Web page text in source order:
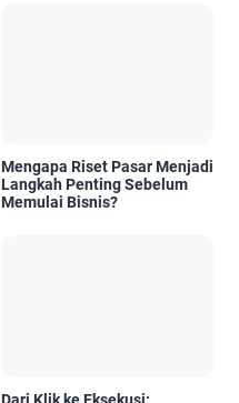
Mengapa Riset Pasar Menjadi
Langkah Penting Sebelum
Memulai Bisnis?